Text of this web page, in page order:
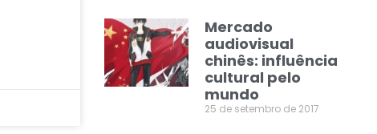
Mercado
audiovisual
chinês: influência
cultural pelo
mundo
25 de setembro de 2017